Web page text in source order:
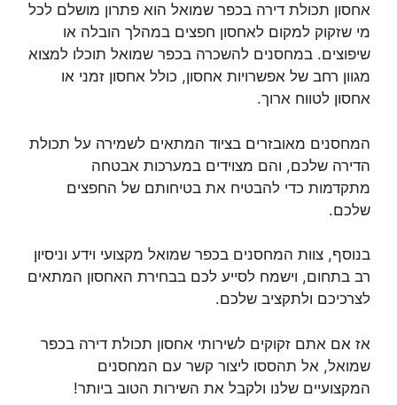
אחסון תכולת דירה בכפר שמואל הוא פתרון מושלם לכל
מי שזקוק למקום לאחסון חפצים במהלך הובלה או
שיפוצים. במחסנים להשכרה בכפר שמואל תוכלו למצוא
מגוון רחב של אפשרויות אחסון, כולל אחסון זמני או
אחסון לטווח ארוך.
המחסנים מאובזרים בציוד המתאים לשמירה על תכולת
הדירה שלכם, והם מצוידים במערכות אבטחה
מתקדמות כדי להבטיח את בטיחותם של החפצים
שלכם.
בנוסף, צוות המחסנים בכפר שמואל מקצועי וידע וניסיון
רב בתחום, וישמח לסייע לכם בבחירת האחסון המתאים
לצרכיכם ולתקציב שלכם.
אז אם אתם זקוקים לשירותי אחסון תכולת דירה בכפר
שמואל, אל תהססו ליצור קשר עם המחסנים
המקצועיים שלנו ולקבל את השירות הטוב ביותר!